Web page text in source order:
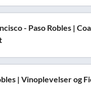
- Paso Robles |
| Vinoplevelser og